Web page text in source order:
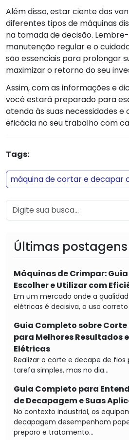
Além disso, estar ciente das
diferentes tipos de máquinas
na tomada de decisão.
manutenção regular e o
são essenciais para prolongar
maximizar o retorno do seu
Assim, com as informações e
você estará preparado para
atenda às suas necessidades
eficácia no seu trabalho com
Tags:
máquina de cortar e decapar
Últimas postagens
Máquinas de Crimpar:
Escolher e Utilizar com
Em um mercado onde a
elétricas é decisiva, o uso correto
Guia Completo sobre Corte
para Melhores Resultados
Elétricas
Realizar o corte e decape de
tarefa simples, mas no dia...
Guia Completo para
de Decapagem e Suas
No contexto industrial, os
decapagem desempenham
preparo e tratamento...